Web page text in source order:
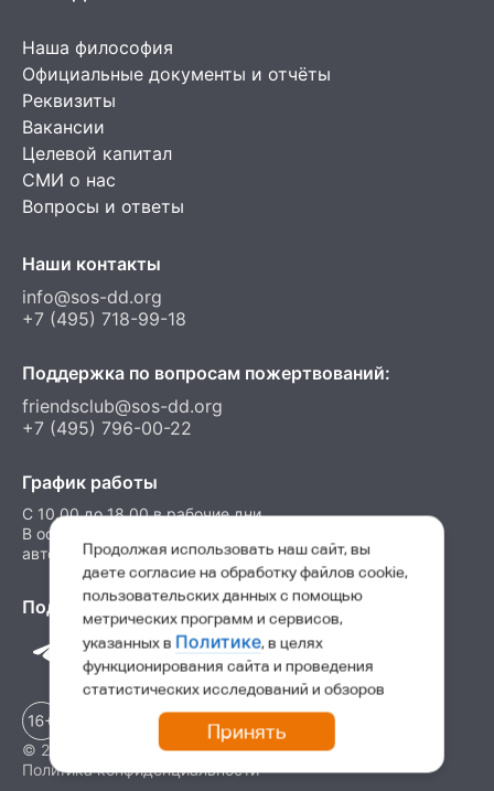
Наша философия
Официальные документы и отчёты
Реквизиты
Вакансии
Целевой капитал
СМИ о нас
Вопросы и ответы
Наши контакты
info@sos-dd.org
+7 (495) 718-99-18
Поддержка по вопросам пожертвований:
friendsclub@sos-dd.org
+7 (495) 796-00-22
График работы
C 10.00 до 18.00 в рабочие дни
В остальные часы можно оставить сообщение на
автоответчик
Подпишитесь на нас в соц. сетях
© 2026 Детские деревни SOS
Политика конфиденциальности
Продолжая использовать наш сайт, вы
даете согласие на обработку файлов cookie,
пользовательских данных с помощью
метрических программ и сервисов,
указанных в Политике, в целях
функционирования сайта и проведения
статистических исследований и обзоров
Принять